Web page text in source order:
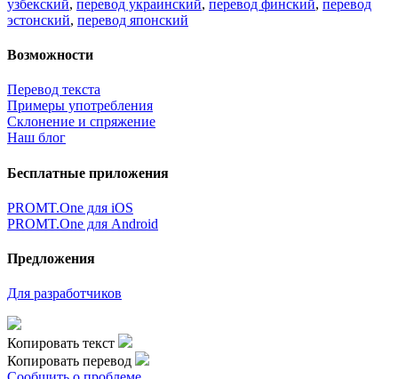
узбекский, перевод украинский, перевод финский, перевод
эстонский, перевод японский
Возможности
Перевод текста
Примеры употребления
Склонение и спряжение
Наш блог
Бесплатные приложения
PROMT.One для iOS
PROMT.One для Android
Предложения
Для разработчиков
Копировать текст
Копировать перевод